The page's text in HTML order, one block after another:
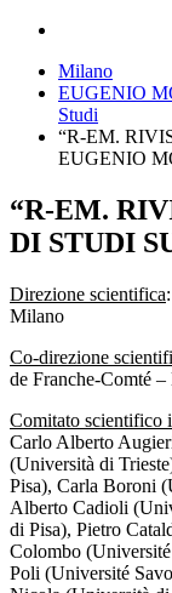
Milano
EUGENIO
Studi
“R-EM.
EUGENIO
“R-EM.
DI STUDI
Direzione scientifica
Milano
Co-direzione
de Franche-Comté –
Comitato scientifico
Carlo Alberto
(Università di
Pisa), Carla Boroni
Alberto Cadioli
di Pisa), Pietro
Colombo
Poli (Université